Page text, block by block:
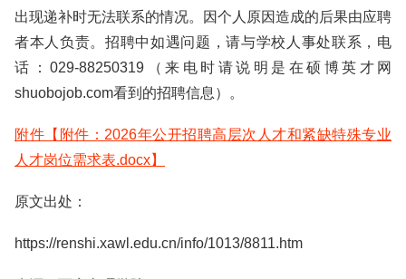
出现递补时无法联系的情况。因个人原因造成的后果由应聘
者本人负责。招聘中如遇问题，请与学校人事处联系，电
话：029-88250319（来电时请说明是在硕博英才网
shuobojob.com看到的招聘信息）。
附件【附件：2026年公开招聘高层次人才和紧缺特殊专业
人才岗位需求表.docx】
原文出处：
https://renshi.xawl.edu.cn/info/1013/8811.htm